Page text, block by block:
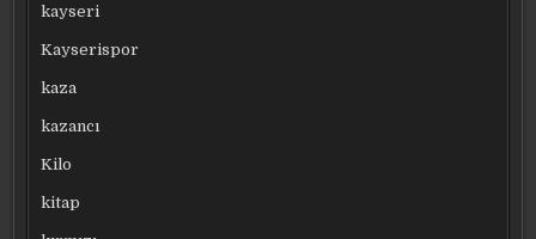
kayseri
Kayserispor
kaza
kazancı
Kilo
kitap